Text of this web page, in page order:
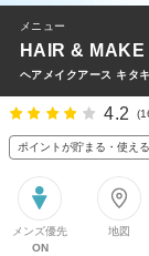
メニュー
HAIR &
ヘアメイクアース キタ
4.2
ポイントが貯まる・使える
メンズ優先
ON
地図